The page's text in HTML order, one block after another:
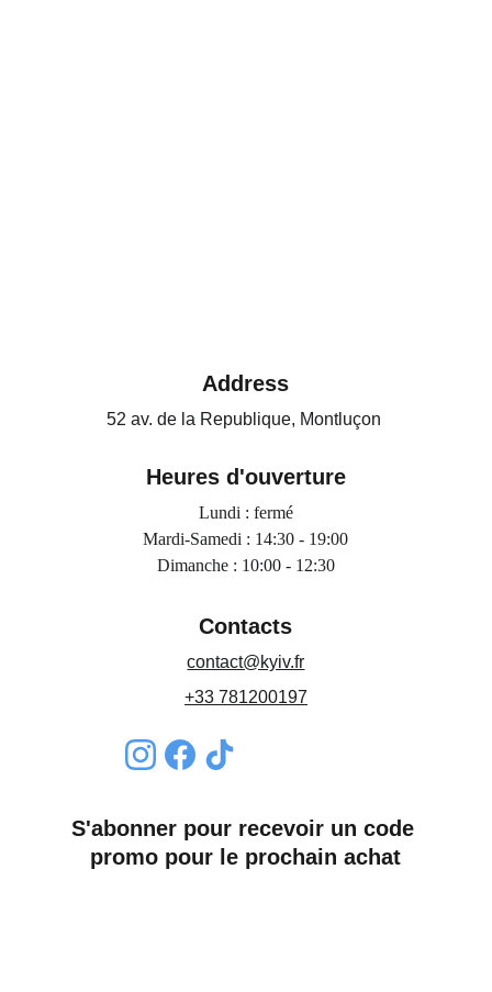
Address
52 av. de la Republique, Montluçon
Contacts
contact@kyiv.fr
+33 781200197
S'abonner pour recevoir un code
promo pour le prochain achat
Heures d'ouverture
Lundi : fermé
Mardi-Samedi : 14:30 - 19:00
Dimanche : 10:00 - 12:30